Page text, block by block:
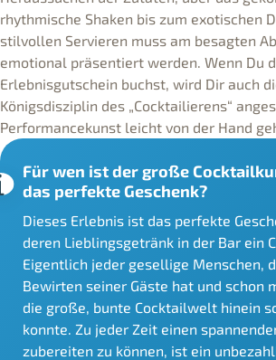
rhythmische Shaken bis zum exotischen
stilvollen Servieren muss am besagten
emotional präsentiert werden. Wenn Du
Erlebnisgutschein buchst, wird Dir auch
Königsdisziplin des „Cocktailierens“
Performancekunst leicht von der Hand
Für wen ist der große
das perfekte Geschenk?
Dieses Erlebnis ist das perfekte
deren Lieblingsgetränk in der Bar ein
Eigentlich jeder gesellige Menschen,
Bewirten seiner Gäste hat und schon
die große, bunte Cocktailwelt hinein
konnte. Zu jeder Zeit einen
zubereiten zu können, ist ein